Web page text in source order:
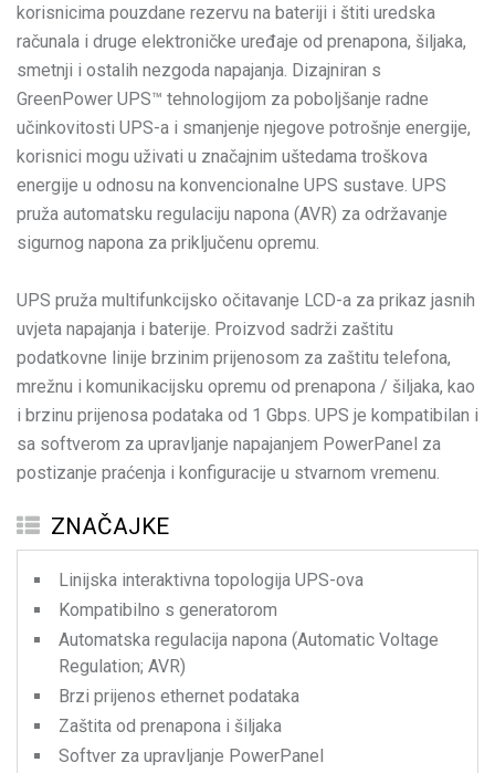
korisnicima pouzdane rezervu na bateriji i štiti uredska
računala i druge elektroničke uređaje od prenapona, šiljaka,
smetnji i ostalih nezgoda napajanja. Dizajniran s
GreenPower UPS™ tehnologijom za poboljšanje radne
učinkovitosti UPS-a i smanjenje njegove potrošnje energije,
korisnici mogu uživati u značajnim uštedama troškova
energije u odnosu na konvencionalne UPS sustave. UPS
pruža automatsku regulaciju napona (AVR) za održavanje
sigurnog napona za priključenu opremu.
UPS pruža multifunkcijsko očitavanje LCD-a za prikaz jasnih
uvjeta napajanja i baterije. Proizvod sadrži zaštitu
podatkovne linije brzinim prijenosom za zaštitu telefona,
mrežnu i komunikacijsku opremu od prenapona / šiljaka, kao
i brzinu prijenosa podataka od 1 Gbps. UPS je kompatibilan i
sa softverom za upravljanje napajanjem PowerPanel za
postizanje praćenja i konfiguracije u stvarnom vremenu.
ZNAČAJKE
Linijska interaktivna topologija UPS-ova
Kompatibilno s generatorom
Automatska regulacija napona (Automatic Voltage
Regulation; AVR)
Brzi prijenos ethernet podataka
Zaštita od prenapona i šiljaka
Softver za upravljanje PowerPanel